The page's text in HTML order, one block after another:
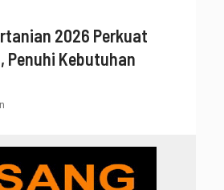
2026 Perkuat
Penuhi Kebutuhan